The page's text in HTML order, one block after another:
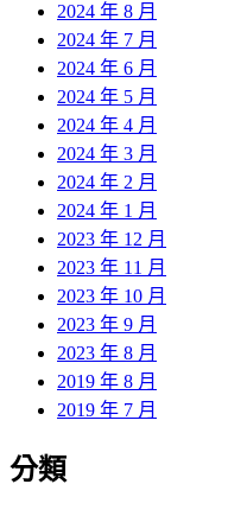
2024 年 8 月
2024 年 7 月
2024 年 6 月
2024 年 5 月
2024 年 4 月
2024 年 3 月
2024 年 2 月
2024 年 1 月
2023 年 12 月
2023 年 11 月
2023 年 10 月
2023 年 9 月
2023 年 8 月
2019 年 8 月
2019 年 7 月
分類